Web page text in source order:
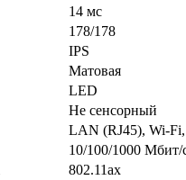
14 мс
178/178
IPS
Матовая
LED
Не сенсорный
LAN (RJ45), Wi-
10/100/1000 Мбит/
802.11ax